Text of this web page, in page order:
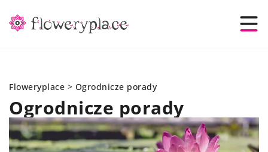
Floweryplace > Ogrodnicze porady
Ogrodnicze porady